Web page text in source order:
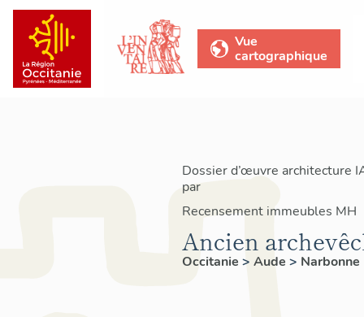
Vue
cartographique
Dossier d’œuvre architecture
par
Recensement immeubles MH
Ancien
Occitanie > Aude > Narbonne